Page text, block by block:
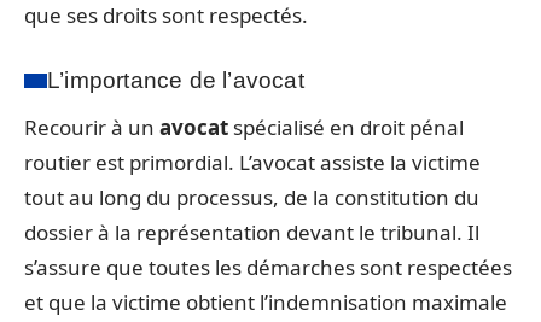
que ses droits sont respectés.
L’importance de l’avocat
Recourir à un avocat spécialisé en droit pénal
routier est primordial. L’avocat assiste la victime
tout au long du processus, de la constitution du
dossier à la représentation devant le tribunal. Il
s’assure que toutes les démarches sont respectées
et que la victime obtient l’indemnisation maximale